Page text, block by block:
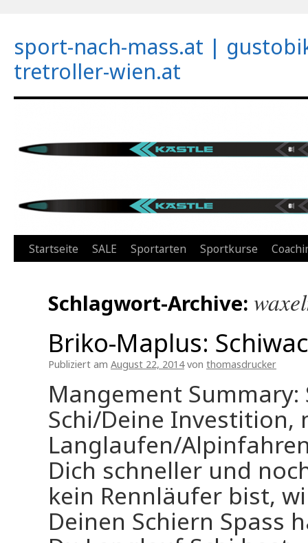
sport-nach-mass.at |
tretroller-wien.at
Zum
springen
Startseite SALE Sportarten Sportkurse
Schlagwort-Archive:
Briko-Maplus:
Publiziert am August 22, 2014 von thomasdrucker
Mangement
Schi/Deine Investition,
Langlaufen/
Dich schneller und
kein Rennläufer bist,
Deinen Schiern Spass